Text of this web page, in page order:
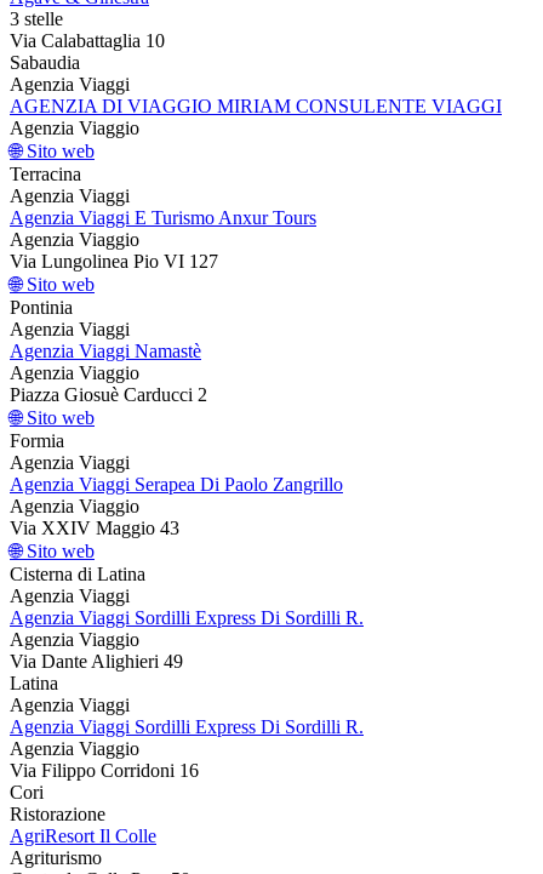
3 stelle
Via Calabattaglia 10
Sabaudia
Agenzia Viaggi
AGENZIA DI VIAGGIO MIRIAM CONSULENTE VIAGGI
Agenzia Viaggio
🌐 Sito web
Terracina
Agenzia Viaggi
Agenzia Viaggi E Turismo Anxur Tours
Agenzia Viaggio
Via Lungolinea Pio VI 127
🌐 Sito web
Pontinia
Agenzia Viaggi
Agenzia Viaggi Namastè
Agenzia Viaggio
Piazza Giosuè Carducci 2
🌐 Sito web
Formia
Agenzia Viaggi
Agenzia Viaggi Serapea Di Paolo Zangrillo
Agenzia Viaggio
Via XXIV Maggio 43
🌐 Sito web
Cisterna di Latina
Agenzia Viaggi
Agenzia Viaggi Sordilli Express Di Sordilli R.
Agenzia Viaggio
Via Dante Alighieri 49
Latina
Agenzia Viaggi
Agenzia Viaggi Sordilli Express Di Sordilli R.
Agenzia Viaggio
Via Filippo Corridoni 16
Cori
Ristorazione
AgriResort Il Colle
Agriturismo